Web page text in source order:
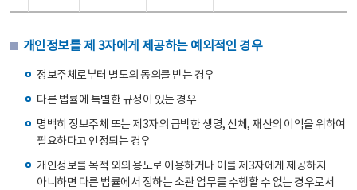
개인정보를 제 3자에게 제공하는 예외적인 경우
정보주체로부터 별도의 동의를 받는 경우
다른 법률에 특별한 규정이 있는 경우
명백히 정보주체 또는 제3자의 급박한 생명, 신체, 재산의 이익을 위하여
필요하다고 인정되는 경우
개인정보를 목적 외의 용도로 이용하거나 이를 제3자에게 제공하지
아니하면 다른 법률에서 정하는 소관 업무를 수행할 수 없는 경우로서